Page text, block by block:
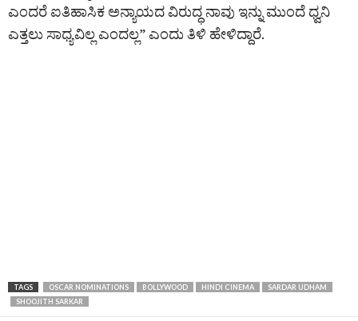
ಎಂದರೆ ಐತಿಹಾಸಿಕ ಅನ್ಯಾಯದ ವಿರುದ್ಧ ನಾವು ಇನ್ನು ಮುಂದೆ ಧ್ವನಿ
ಎತ್ತಲು ಸಾಧ್ಯವಿಲ್ಲ ಎಂದಲ್ಲ” ಎಂದು ತಿಳಿ ಹೇಳಿದ್ದಾರೆ.
TAGS OSCAR NOMINATIONS BOLLYWOOD HINDI CINEMA
SARDAR UDHAM
SHOOJITH SARKAR